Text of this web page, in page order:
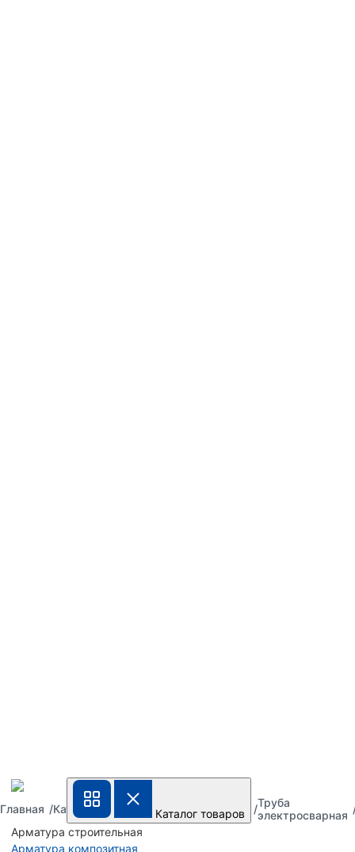
Каталог товаров
Арматура строительная
Арматура композитная
Главная Каталог
Труба
металлическая
стальная
Труба
электросварная